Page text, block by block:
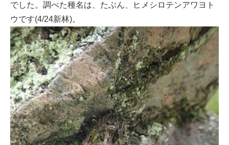
でした。調べた種名は、たぶん、ヒメシロテンアワヨト
ウです(4/24新林)。